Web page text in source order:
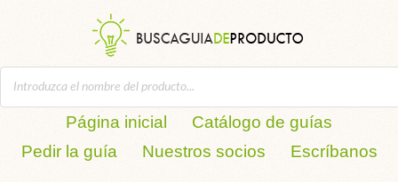
Página inicial
Catálogo de guías
Pedir la guía
Nuestros socios Escríbanos